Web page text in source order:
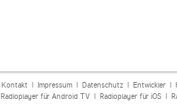
Kontakt| Impressum| Datenschutz| Entwickler|
Radioplayer für Android TV| Radioplayer für iOS|